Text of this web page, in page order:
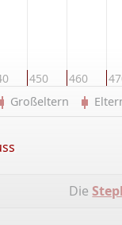
450 460
Großeltern
Die